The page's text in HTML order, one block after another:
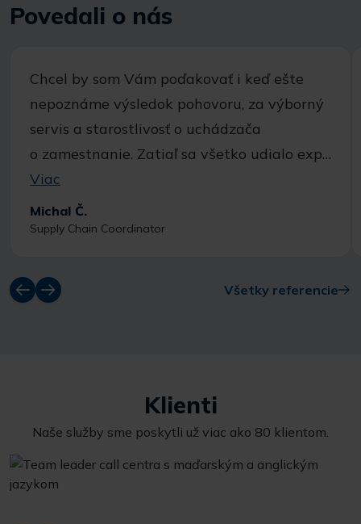
Povedali o nás
Chcel by som Vám poďakovať i keď ešte
nepoznáme výsledok pohovoru, za výborný
servis a starostlivosť o uchádzača
o zamestnanie. Zatiaľ sa všetko udialo exp…
Viac
Michal Č.
Supply Chain Coordinator
Všetky referencie
Klienti
Naše služby sme poskytli už viac ako 80 klientom.